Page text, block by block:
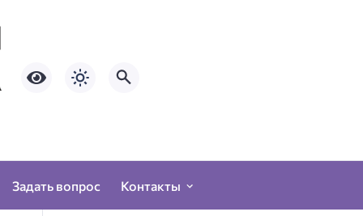
Задать вопрос Контакты